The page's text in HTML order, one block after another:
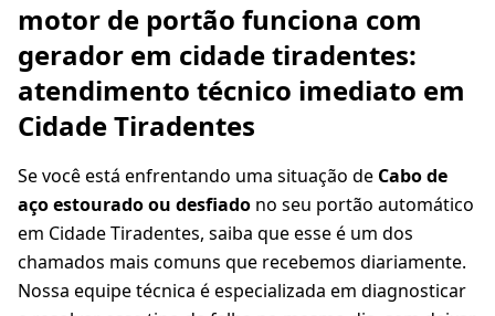
motor de portão funciona com
gerador em cidade tiradentes:
atendimento técnico imediato em
Cidade Tiradentes
Se você está enfrentando uma situação de Cabo de
aço estourado ou desfiado no seu portão automático
em Cidade Tiradentes, saiba que esse é um dos
chamados mais comuns que recebemos diariamente.
Nossa equipe técnica é especializada em diagnosticar